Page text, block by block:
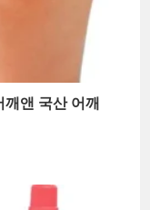
앤 국산 어깨